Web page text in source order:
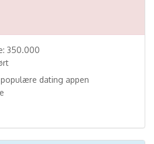
350.000
dating appen